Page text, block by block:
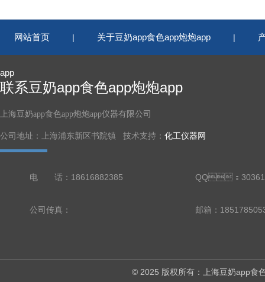
网站首页 | 关于豆奶app食色app炮炮app |
app
联系豆奶app食色app炮炮app
上海豆奶app食色app炮炮app仪器有限公司
公司地址：上海浦东新区书院镇 技术支持： 化工仪器网
电 话：18616882385 QQ：
公司传真： 邮箱：
© 2025 版权所有：上海豆奶app